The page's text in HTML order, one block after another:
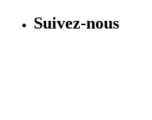
Suivez-nous